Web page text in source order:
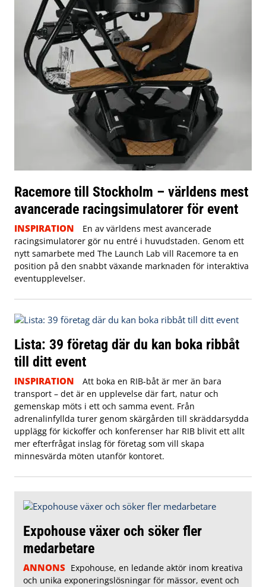
Racemore till Stockholm – världens mest
avancerade racingsimulatorer för event
INSPIRATION
En av världens mest avancerade
racingsimulatorer gör nu entré i huvudstaden. Genom ett
nytt samarbete med The Launch Lab vill Racemore ta en
position på den snabbt växande marknaden för interaktiva
eventupplevelser.
Lista: 39 företag där du kan boka ribbåt
till ditt event
INSPIRATION
Att boka en RIB-båt är mer än bara
transport – det är en upplevelse där fart, natur och
gemenskap möts i ett och samma event. Från
adrenalinfyllda turer genom skärgården till skräddarsydda
upplägg för kickoffer och konferenser har RIB blivit ett allt
mer efterfrågat inslag för företag som vill skapa
minnesvärda möten utanför kontoret.
Expohouse växer och söker fler
medarbetare
ANNONS Expohouse, en ledande aktör inom kreativa
och unika exponeringslösningar för mässor, event och